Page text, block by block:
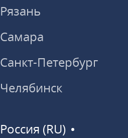
Рязань
Самара
Санкт-Петербург
Челябинск
Россия (RU)